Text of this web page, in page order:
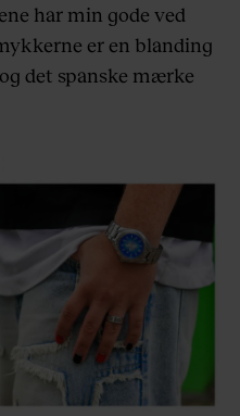
har min gode ved
er en blanding
det spanske mærke